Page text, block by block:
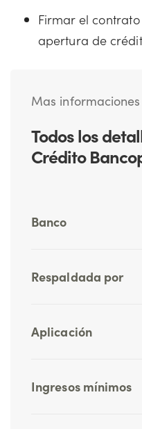
Firmar el
apertura de
Mas informaciones
Todos los
Crédito
Banco
Respaldada por
Aplicación
Ingresos mínimos